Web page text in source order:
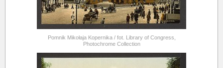
Pomnik Mikołaja Kopernika / fot. Library of Congress,
Photochrome Collection